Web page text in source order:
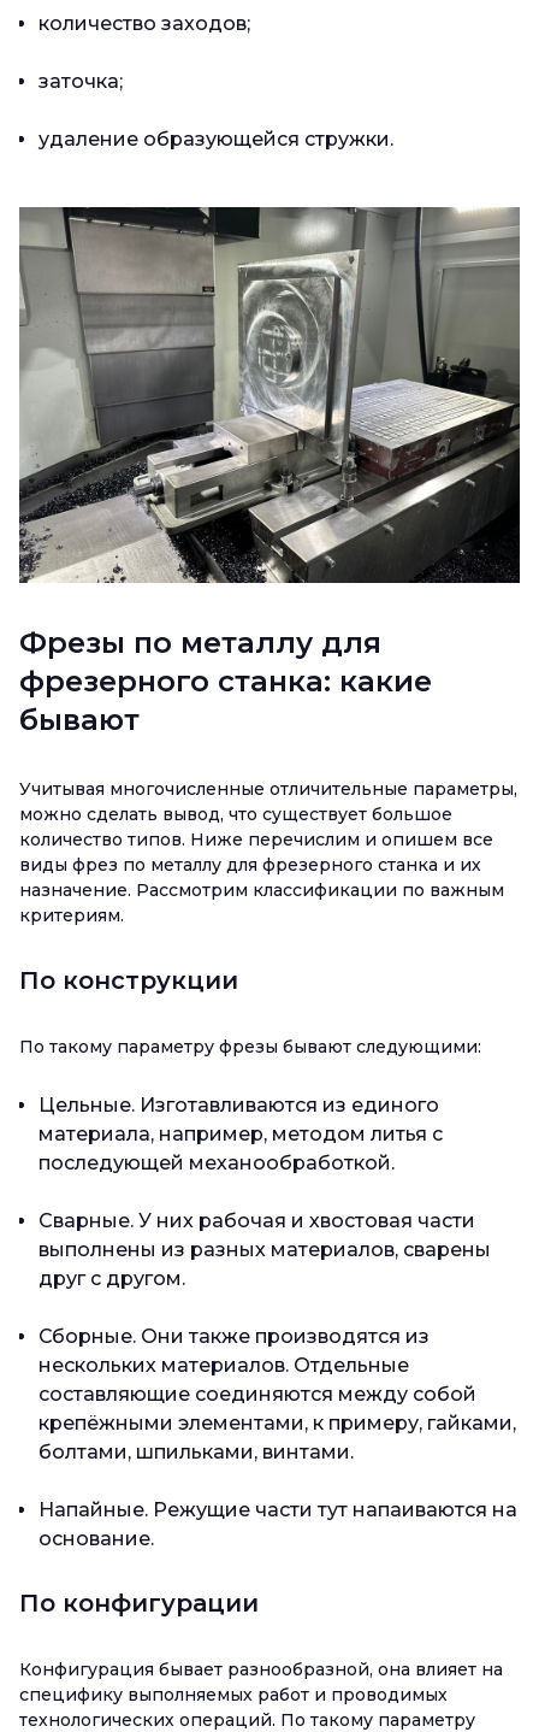
количество заходов;
заточка;
удаление образующейся стружки.
Фрезы по металлу для
фрезерного станка: какие
бывают
Учитывая многочисленные отличительные параметры,
можно сделать вывод, что существует большое
количество типов. Ниже перечислим и опишем все
виды фрез по металлу для фрезерного станка и их
назначение. Рассмотрим классификации по важным
критериям.
По конструкции
По такому параметру фрезы бывают следующими:
Цельные. Изготавливаются из единого
материала, например, методом литья с
последующей механообработкой.
Сварные. У них рабочая и хвостовая части
выполнены из разных материалов, сварены
друг с другом.
Сборные. Они также производятся из
нескольких материалов. Отдельные
составляющие соединяются между собой
крепёжными элементами, к примеру, гайками,
болтами, шпильками, винтами.
Напайные. Режущие части тут напаиваются на
основание.
По конфигурации
Конфигурация бывает разнообразной, она влияет на
специфику выполняемых работ и проводимых
технологических операций. По такому параметру